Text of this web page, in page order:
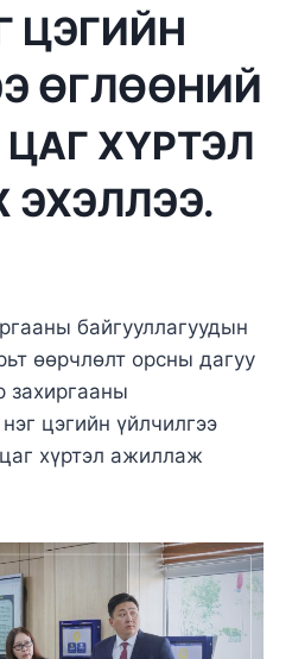
ЦЭГИЙН
ӨГЛӨӨНИЙ
ЦАГ ХҮРТЭЛ
байгууллагуудын
өөрчлөлт орсны дагуу
захиргааны
цэгийн үйлчилгээ
хүртэл ажиллаж